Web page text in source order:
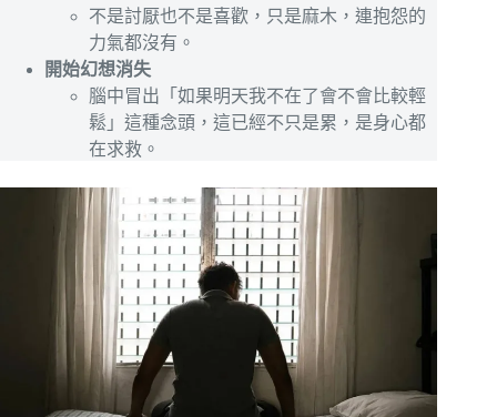
不是討厭也不是喜歡，只是麻木，連抱怨的
力氣都沒有。
開始幻想消失
腦中冒出「如果明天我不在了會不會比較輕
鬆」這種念頭，這已經不只是累，是身心都
在求救。